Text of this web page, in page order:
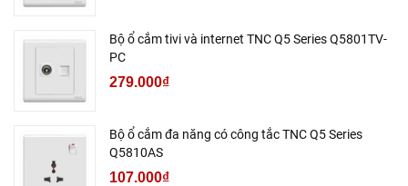
Bộ ổ cắm tivi và internet TNC Q5 Series Q5801TV-
PC
279.000₫
Bộ ổ cắm đa năng có công tắc TNC Q5 Series
Q5810AS
107.000₫